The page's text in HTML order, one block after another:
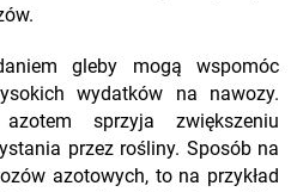
gleby mogą wspomóc
wydatków na nawozy.
sprzyja zwiększeniu
przez rośliny. Sposób na
azotowych, to na przykład